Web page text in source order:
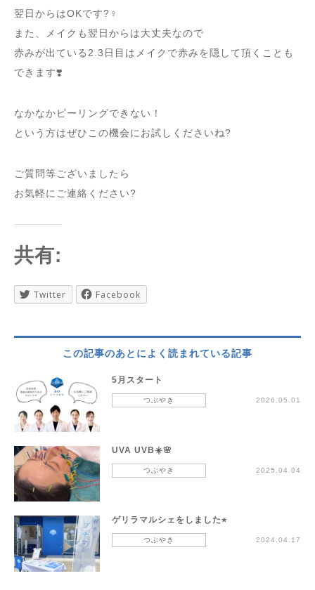
翌日からはOKです?‍♀️
また、メイクも翌日からは大丈夫なので
赤みが出ている2.3日目はメイクで赤みを隠して頂くことも
できます❣️
なかなかピーリングできない！
という方はぜひこの機会にお試しくださいね?
ご質問等ございましたら
お気軽にご連絡ください?
共有:
Twitter Facebook
この記事のあとによく読まれている記事
5月スタート
つぶやき 2026.05.01
UVA UVB☀️🌸
つぶやき 2025.04.04
ゲリラマルシェをしました⭐︎
つぶやき 2024.04.17